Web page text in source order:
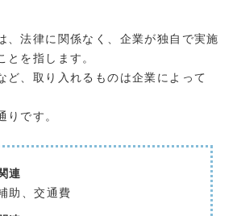
、法律に関係なく、企業が独自で実施
とを指します。
ど、取り入れるものは企業によって
りです。
連
助、交通費